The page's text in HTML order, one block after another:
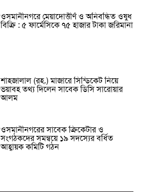
ওসমানীনগরে মেয়াদোত্তীর্ণ ও অনিবন্ধিত ওষুধ
বিক্রি : ৫ ফার্মেসিকে ৭৫ হাজার টাকা জরিমানা
শাহজালাল (রহ.) মাজারে সিন্ডিকেট নিয়ে
ভয়াবহ তথ্য দিলেন সাবেক ডিসি সারোয়ার
আলম
ওসমানীনগরের সাবেক ক্রিকেটার ও
সংগঠকদের সমন্বয়ে ১৯ সদস্যের বর্ধিত
আহ্বায়ক কমিটি গঠন